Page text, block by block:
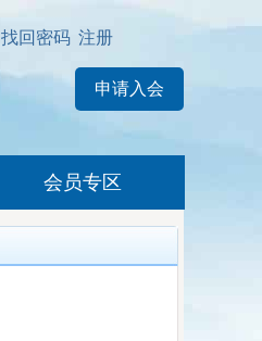
找回密码 注册
会员专区